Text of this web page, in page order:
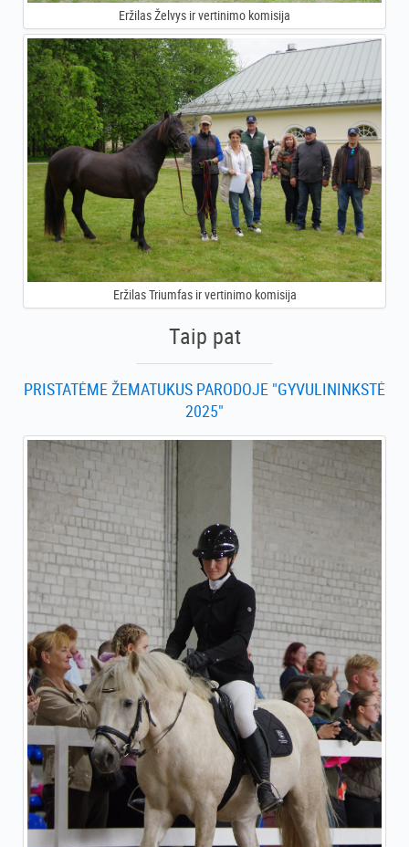
Eržilas Želvys ir vertinimo komisija
Eržilas Triumfas ir vertinimo komisija
Taip pat
PRISTATĖME ŽEMATUKUS PARODOJE "GYVULININKSTĖ
2025"